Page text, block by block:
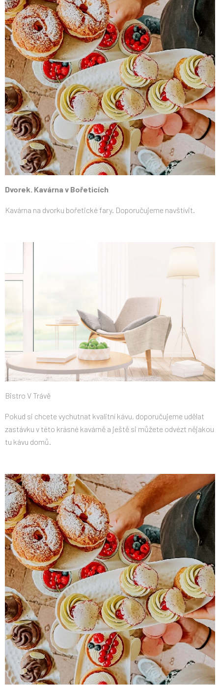
Dvorek. Kavárna v Bořeticích
Kavárna na dvorku bořetické fary. Doporučujeme navštívit.
Bistro V Trávě
Pokud si chcete vychutnat kvalitní kávu, doporučujeme udělat
zastávku v této krásné kavárně a ještě si můžete odvézt nějakou
tu kávu domů.